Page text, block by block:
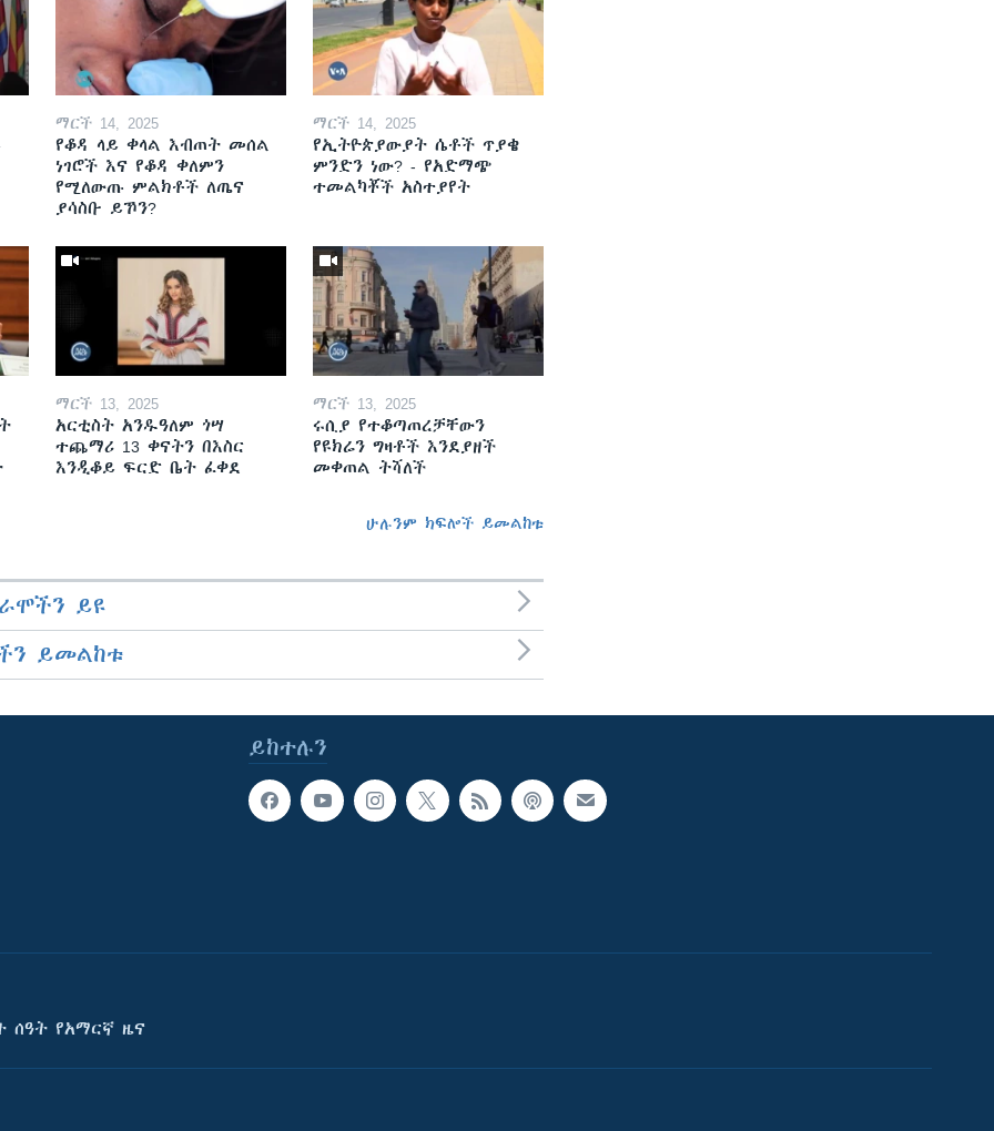
ማርች 14, 2025
የቆዳ ላይ ቀላል እብጠት መሰል
ነገሮች እና የቆዳ ቀለምን
የሚለውጡ ምልክቶች ለጤና
ያሳስቡ ይኾን?
ማርች 14, 2025
የኢትዮጵያውያት ሴቶች ጥያቄ
ምንድን ነው? - የአድማጭ
ተመልካቾች አስተያየት
ማርች 13, 2025
አርቲስት አንዱዓለም ጎሣ
ተጨማሪ 13 ቀናትን በእስር
እንዲቆይ ፍርድ ቤት ፈቀደ
ማርች 13, 2025
ሩሲያ የተቆጣጠረቻቸውን
የዩክሬን ግዛቶች እንደያዘች
መቀጠል ትሻለች
ሁሉንም ክፍሎች ይመልከቱ
ይዩ
ይመልከቱ
ይከተሉን
ሰዓት የአማርኛ ዜና